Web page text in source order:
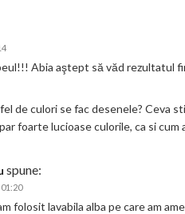
Abia aştept să văd rezultatul
de culori se fac desenele? Ceva
foarte lucioase culorile, ca si cum
spune:
folosit lavabila alba pe care am